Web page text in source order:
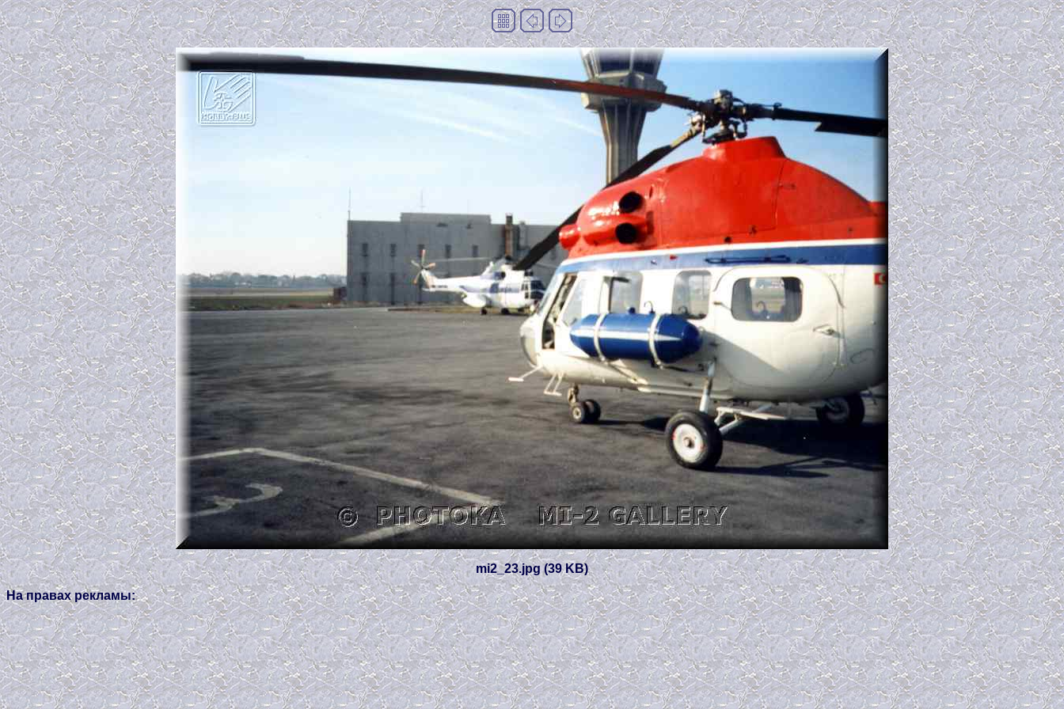
mi2_23.jpg (39 KB)
На правах рекламы: